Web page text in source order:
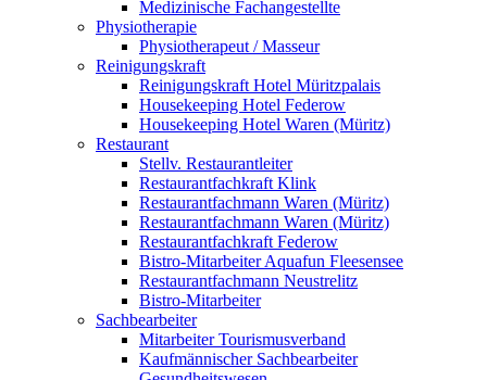
Medizinische Fachangestellte
Physiotherapie
Physiotherapeut / Masseur
Reinigungskraft
Reinigungskraft Hotel Müritzpalais
Housekeeping Hotel Federow
Housekeeping Hotel Waren (Müritz)
Restaurant
Stellv. Restaurantleiter
Restaurantfachkraft Klink
Restaurantfachmann Waren (Müritz)
Restaurantfachmann Waren (Müritz)
Restaurantfachkraft Federow
Bistro-Mitarbeiter Aquafun Fleesensee
Restaurantfachmann Neustrelitz
Bistro-Mitarbeiter
Sachbearbeiter
Mitarbeiter Tourismusverband
Kaufmännischer Sachbearbeiter